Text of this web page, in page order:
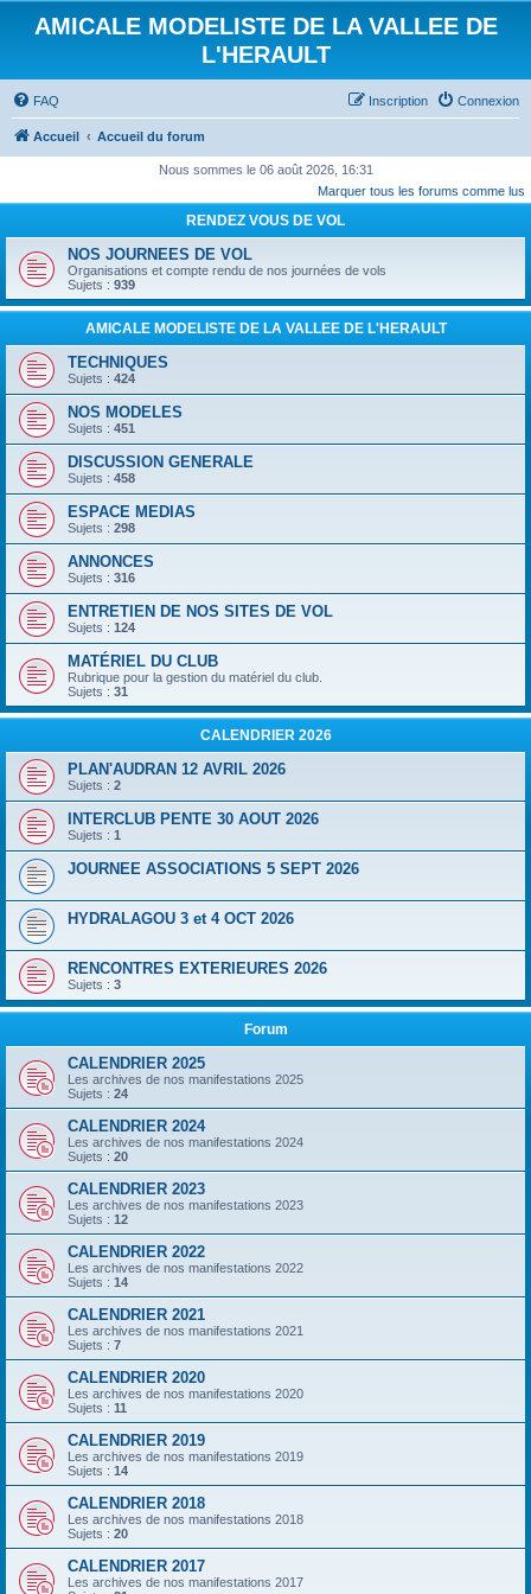
AMICALE MODELISTE DE LA VALLEE DE
L'HERAULT
FAQ Connexion
Inscription
Accueil Accueil du forum
Nous sommes le 06 août 2026, 16:31
Marquer tous les forums comme lus
RENDEZ VOUS DE VOL
NOS JOURNEES DE VOL
Organisations et compte rendu de nos journées de vols
Sujets : 939
AMICALE MODELISTE DE LA VALLEE DE L'HERAULT
TECHNIQUES
Sujets : 424
NOS MODELES
Sujets : 451
DISCUSSION GENERALE
Sujets : 458
ESPACE MEDIAS
Sujets : 298
ANNONCES
Sujets : 316
ENTRETIEN DE NOS SITES DE VOL
Sujets : 124
MATÉRIEL DU CLUB
Rubrique pour la gestion du matériel du club.
Sujets : 31
CALENDRIER 2026
PLAN'AUDRAN 12 AVRIL 2026
Sujets : 2
INTERCLUB PENTE 30 AOUT 2026
Sujets : 1
JOURNEE ASSOCIATIONS 5 SEPT 2026
HYDRALAGOU 3 et 4 OCT 2026
RENCONTRES EXTERIEURES 2026
Sujets : 3
Forum
CALENDRIER 2025
Les archives de nos manifestations 2025
Sujets : 24
CALENDRIER 2024
Les archives de nos manifestations 2024
Sujets : 20
CALENDRIER 2023
Les archives de nos manifestations 2023
Sujets : 12
CALENDRIER 2022
Les archives de nos manifestations 2022
Sujets : 14
CALENDRIER 2021
Les archives de nos manifestations 2021
Sujets : 7
CALENDRIER 2020
Les archives de nos manifestations 2020
Sujets : 11
CALENDRIER 2019
Les archives de nos manifestations 2019
Sujets : 14
CALENDRIER 2018
Les archives de nos manifestations 2018
Sujets : 20
CALENDRIER 2017
Les archives de nos manifestations 2017